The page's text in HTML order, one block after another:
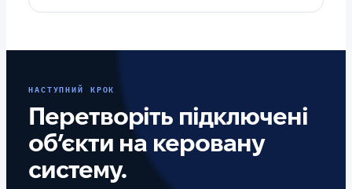
НАСТУПНИЙ КРОК
Перетворіть підключені
об’єкти на керовану
систему.